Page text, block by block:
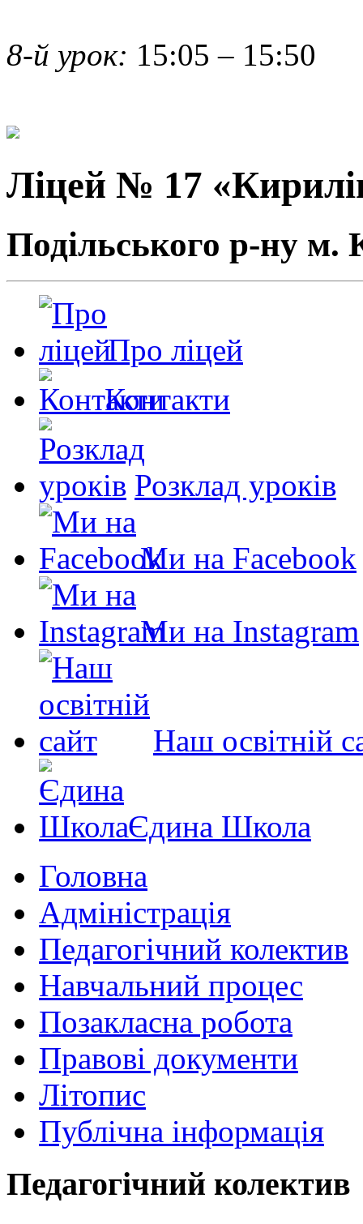
8-й урок: 15:05 – 15:50
Ліцей № 17
Подільського р-ну м.
Про ліцей
Контакти
Розклад уроків
Ми на Facebook
Ми на Instagram
Наш освітній
Єдина Школа
Головна
Адміністрація
Педагогічний колектив
Навчальний процес
Позакласна робота
Правові документи
Літопис
Публічна інформація
Педагогічний колектив